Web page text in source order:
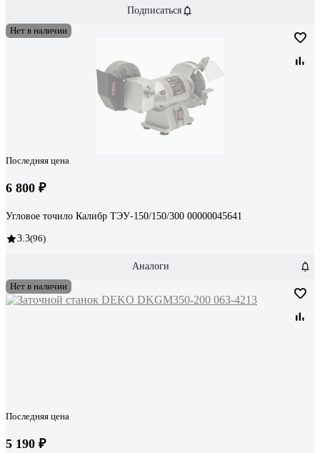
Подписаться
Нет в наличии
Последняя цена
6 800 ₽
Угловое точило Калибр ТЭУ-150/150/300 00000045641
3.3(96)
Аналоги
Нет в наличии
Последняя цена
5 190 ₽